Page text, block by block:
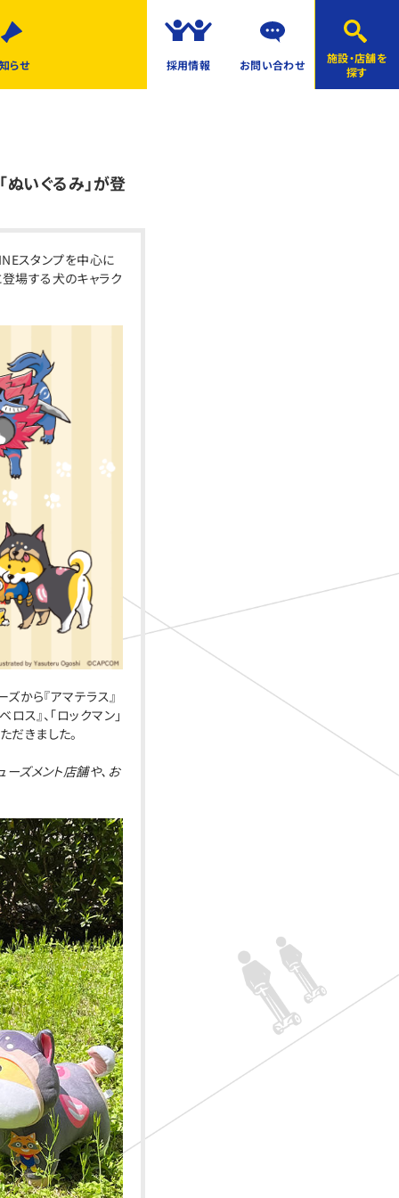
施設・店舗を
探す
らせ 採用情報 お問い合わせ
ぬいぐるみ」が登
スタンプを中心に
登場する犬のキャラク
から『アマテラス』
ス』、「ロックマン」
だきました。
ズメント店舗や、お